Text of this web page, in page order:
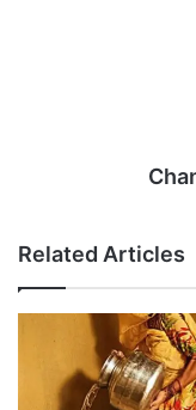
Related Articles